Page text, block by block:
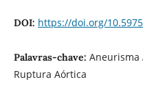
DOI: https://doi.org/
Palavras-chave: Aneurisma
Ruptura Aórtica